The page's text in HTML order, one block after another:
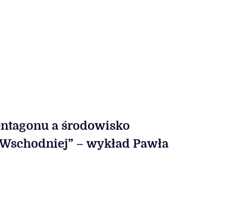
a środowisko
– wykład Pawła